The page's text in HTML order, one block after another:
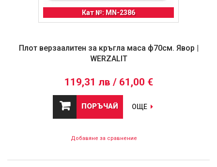
Кат №: MN-2386
Плот верзаалитен за кръгла маса ф70см. Явор |
WERZALIT
119,31 лв / 61,00 €
ПОРЪЧАЙ ОЩЕ
Добавяне за сравнение